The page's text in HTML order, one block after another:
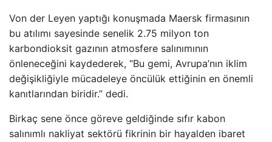
Von der Leyen yaptığı konuşmada Maersk firmasının
bu atılımı sayesinde senelik 2.75 milyon ton
karbondioksit gazının atmosfere salınımının
önleneceğini kaydederek, “Bu gemi, Avrupa’nın iklim
değişikliğiyle mücadeleye öncülük ettiğinin en önemli
kanıtlarından biridir.” dedi.
Birkaç sene önce göreve geldiğinde sıfır kabon
salınımlı nakliyat sektörü fikrinin bir hayalden ibaret